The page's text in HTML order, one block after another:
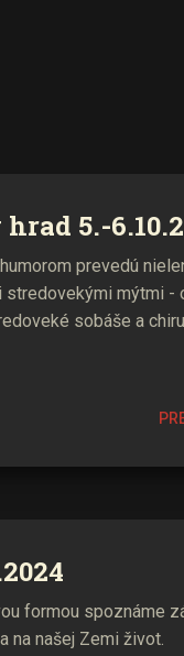
5.-
prevedú
stredovekými mýtmi -
sobáše a
formou spoznáme
na našej Zemi život.